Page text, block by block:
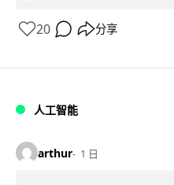
20 分享
人工智能
arthur 1 日